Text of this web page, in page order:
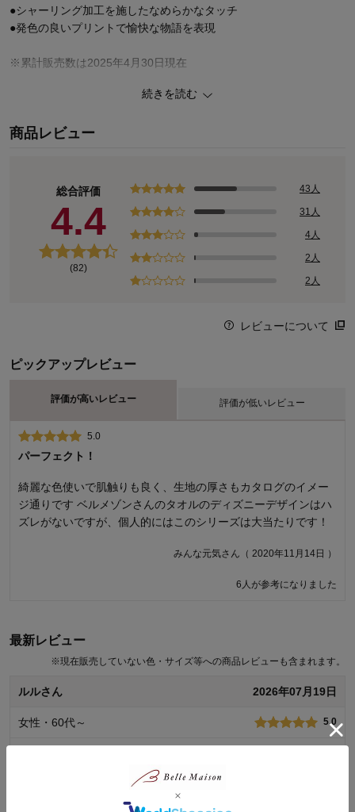
●シャーリング加工を施したなめらかなタッチ
●発色の良いプリントで愉快な物語を表現
※累計販売数は2025年4月30日現在
＼この商品はお返しやギフトにも選ばれています／
当店では無料のギフトラッピングサービスを承っております。お礼
定」ボタンからご選択ください。)
【在庫限り】デスクまわりを整理できるアイテムがお買い得！
ディズニー/Disneyの人気ランキング
ーーーーーーーーーーーーーーーーーーーーーー
★この商品は「定期お届け」が人気です！
※一部キャンペーン実施期間中は除きます。
解約も好きな時に自由にできます。
ーーーーーーーーーーーーーーーーーーー
続きを読む
商品レビュー
総合評価
4.4
(82)
43人
31人
4人
2人
2人
レビューについて
ピックアップレビュー
評価が高いレビュー 評価が低いレビュー
5.0
パーフェクト！
綺麗な色使いで肌触りも良く、生地の厚さもカタログのイメー
ジ通りです ベルメゾンさんのタオルのディズニーデザインはハ
ズレがないですが、個人的にはこのシリーズは大当たりです！
みんな元気さん（ 2020年11月14日 ）
6人が参考になりました
1.0
タオルは賭けです
今回のタオルは絵の側が水を吸わない仕様なので使えないと思
いました
最新レビュー
※現在販売していない色・サイズ等への商品レビューも含まれます。
ルルさん 2026年07月19日
女性・60代～ 5.0